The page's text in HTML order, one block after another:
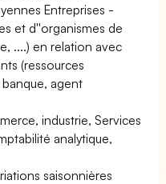
Entreprises -
et d''organismes de
....) en relation avec
(ressources
agent
industrie, Services
analytique,
saisonnières